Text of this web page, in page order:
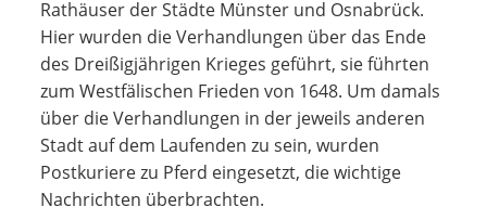
Rathäuser der Städte Münster und Osnabrück.
Hier wurden die Verhandlungen über das Ende
des Dreißigjährigen Krieges geführt, sie führten
zum Westfälischen Frieden von 1648. Um damals
über die Verhandlungen in der jeweils anderen
Stadt auf dem Laufenden zu sein, wurden
Postkuriere zu Pferd eingesetzt, die wichtige
Nachrichten überbrachten.